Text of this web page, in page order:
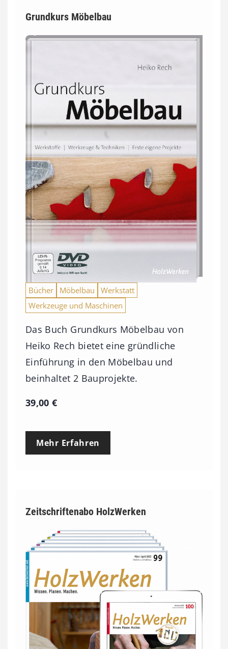
Grundkurs Möbelbau
Bücher Möbelbau
Werkstatt
Werkzeuge und Maschinen
Das Buch Grundkurs Möbelbau von
Heiko Rech bietet eine gründliche
Einführung in den Möbelbau und
beinhaltet 2 Bauprojekte.
39,00€
Mehr Erfahren
Zeitschriftenabo HolzWerken